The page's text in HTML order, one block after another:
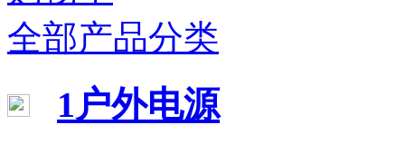
全部产品分类
1户外电源